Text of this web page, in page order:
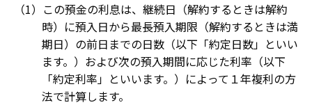
この預金の利息は、継続日（解約するときは解約
時）に預入日から最長預入期限（解約するときは満
期日）の前日までの日数（以下「約定日数」といい
ます。）および次の預入期間に応じた利率（以下
「約定利率」といいます。）によって１年複利の方
法で計算します。